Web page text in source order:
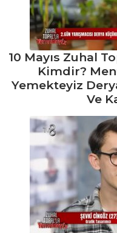
10 Mayıs Zuhal
Kimdir?
Yemekteyiz
Ve